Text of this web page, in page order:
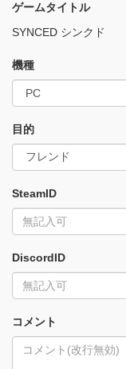
ゲームタイトル
SYNCED シンクド
機種
目的
SteamID
DiscordID
コメント